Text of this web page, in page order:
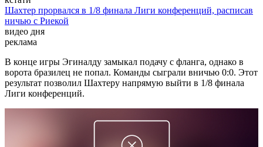
Шахтер прорвался в 1/8 финала Лиги конференций, расписав
ничью с Риекой
видео дня
реклама
В конце игры Эгиналду замыкал подачу с фланга, однако в
ворота бразилец не попал. Команды сыграли вничью 0:0. Этот
результат позволил Шахтеру напрямую выйти в 1/8 финала
Лиги конференций.